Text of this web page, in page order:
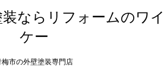
ならリフォームのワイ
ケー
梅市の外壁塗装専門店